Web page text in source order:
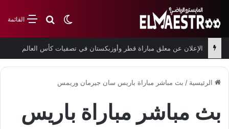
القائمةبحث عن
الوضع المظلم
الإعلان عن معلق مباراة قطر وأوزبكستان في تصفيات كأس العالم
الرئيسية / بث مباشر مباراة باريس سان جيرمان وريمس
بث مباشر مباراة باريس